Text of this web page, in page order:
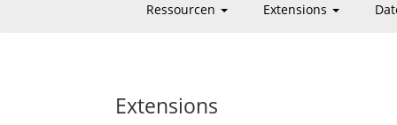
Ressourcen Extensions
Extensions